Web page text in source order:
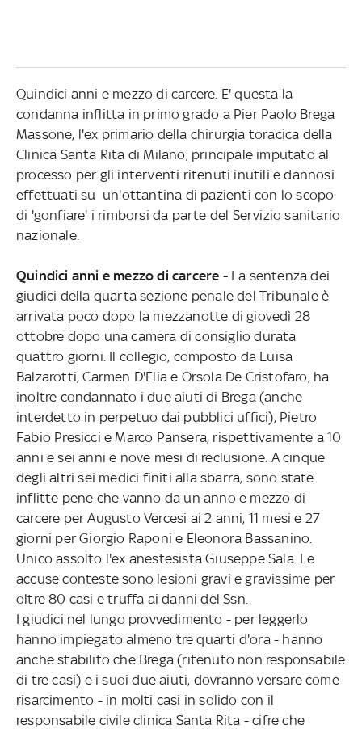
Quindici anni e mezzo di carcere. E' questa la
condanna inflitta in primo grado a Pier Paolo Brega
Massone, l'ex primario della chirurgia toracica della
Clinica Santa Rita di Milano, principale imputato al
processo per gli interventi ritenuti inutili e dannosi
effettuati su un'ottantina di pazienti con lo scopo
di 'gonfiare' i rimborsi da parte del Servizio sanitario
nazionale.
Quindici anni e mezzo di carcere - La sentenza dei
giudici della quarta sezione penale del Tribunale è
arrivata poco dopo la mezzanotte di giovedì 28
ottobre dopo una camera di consiglio durata
quattro giorni. Il collegio, composto da Luisa
Balzarotti, Carmen D'Elia e Orsola De Cristofaro, ha
inoltre condannato i due aiuti di Brega (anche
interdetto in perpetuo dai pubblici uffici), Pietro
Fabio Presicci e Marco Pansera, rispettivamente a 10
anni e sei anni e nove mesi di reclusione. A cinque
degli altri sei medici finiti alla sbarra, sono state
inflitte pene che vanno da un anno e mezzo di
carcere per Augusto Vercesi ai 2 anni, 11 mesi e 27
giorni per Giorgio Raponi e Eleonora Bassanino.
Unico assolto l'ex anestesista Giuseppe Sala. Le
accuse conteste sono lesioni gravi e gravissime per
oltre 80 casi e truffa ai danni del Ssn.
I giudici nel lungo provvedimento - per leggerlo
hanno impiegato almeno tre quarti d'ora - hanno
anche stabilito che Brega (ritenuto non responsabile
di tre casi) e i suoi due aiuti, dovranno versare come
risarcimento - in molti casi in solido con il
responsabile civile clinica Santa Rita - cifre che